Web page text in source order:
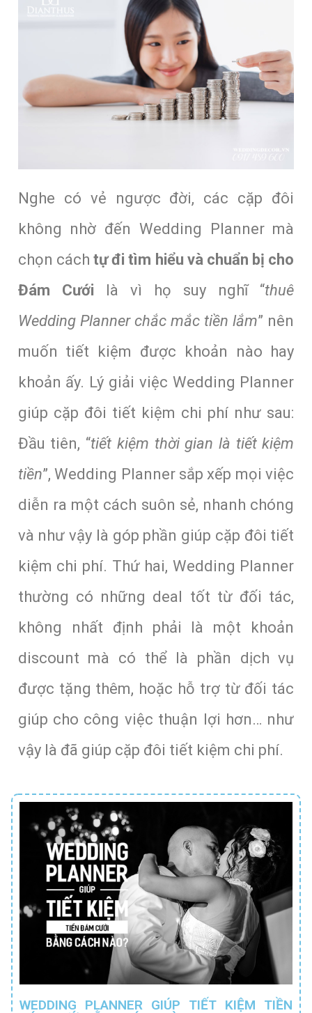
Nghe có vẻ ngược đời, các cặp đôi
không nhờ đến Wedding Planner mà
chọn cáchtự đi tìm hiểu và chuẩn bị cho
Đám Cưới là vì họ suy nghĩ “thuê
Wedding Planner chắc mắc tiền lắm” nên
muốn tiết kiệm được khoản nào hay
khoản ấy. Lý giải việc Wedding Planner
giúp cặp đôi tiết kiệm chi phí như sau:
Đầu tiên, “tiết kiệm thời gian là tiết kiệm
tiền”, Wedding Planner sắp xếp mọi việc
diễn ra một cách suôn sẻ, nhanh chóng
và như vậy là góp phần giúp cặp đôi tiết
kiệm chi phí. Thứ hai, Wedding Planner
thường có những deal tốt từ đối tác,
không nhất định phải là một khoản
discount mà có thể là phần dịch vụ
được tặng thêm, hoặc hỗ trợ từ đối tác
giúp cho công việc thuận lợi hơn… như
vậy là đã giúp cặp đôi tiết kiệm chi phí.
WEDDING PLANNER GIÚP TIẾT KIỆM TIỀN